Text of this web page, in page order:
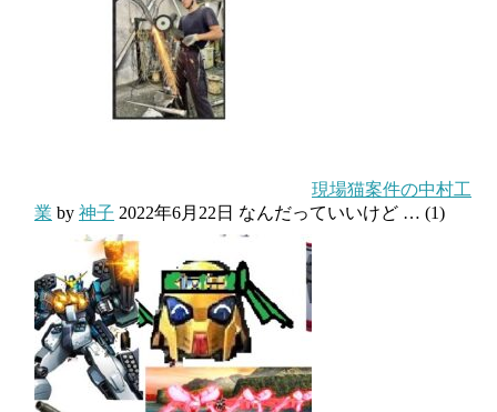
現場猫案件の中村工
業 by 神子 2022年6月22日 なんだっていいけど … (1)